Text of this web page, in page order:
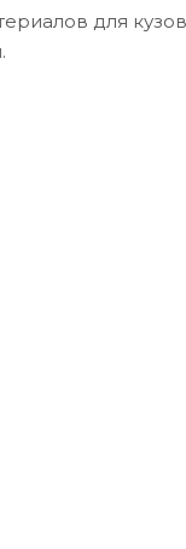
для